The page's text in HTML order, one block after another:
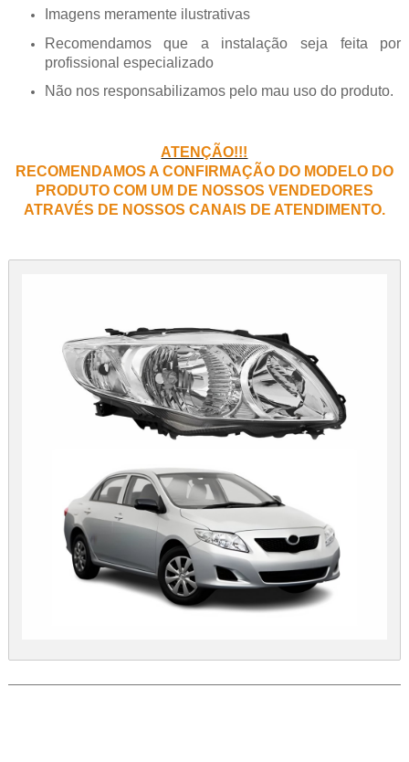
Imagens meramente ilustrativas
Recomendamos que a instalação seja feita por
profissional especializado
Não nos responsabilizamos pelo mau uso do produto.
ATENÇÃO!!!
RECOMENDAMOS A CONFIRMAÇÃO DO MODELO DO
PRODUTO COM UM DE NOSSOS VENDEDORES
ATRAVÉS DE NOSSOS CANAIS DE ATENDIMENTO.